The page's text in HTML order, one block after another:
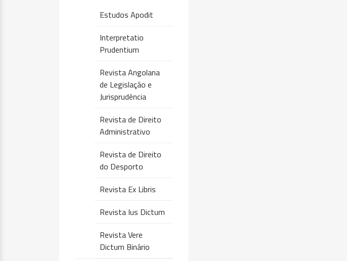
Estudos Apodit
Interpretatio
Prudentium
Revista Angolana
de Legislação e
Jurisprudência
Revista de Direito
Administrativo
Revista de Direito
do Desporto
Revista Ex Libris
Revista Ius Dictum
Revista Vere
Dictum Binário